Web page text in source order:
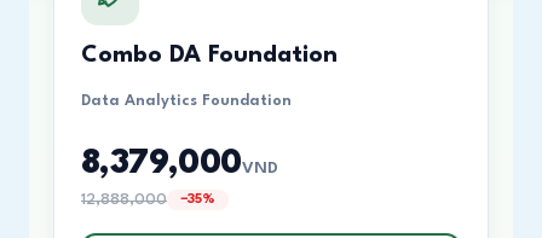
Combo DA Foundation
Data Analytics Foundation
8,379,000VND
12,888,000 −35%